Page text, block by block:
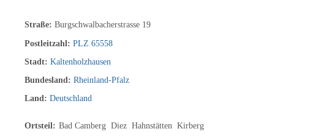
Straße:Burgschwalbacherstrasse 19
Postleitzahl:PLZ 65558
Stadt:Kaltenholzhausen
Bundesland:Rheinland-Pfalz
Land:Deutschland
Ortsteil: Bad Camberg Diez Hahnstätten Kirberg